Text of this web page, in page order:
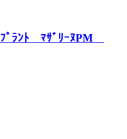
ﾟﾗﾝﾄ ﾏｻﾞﾘｰﾇPM